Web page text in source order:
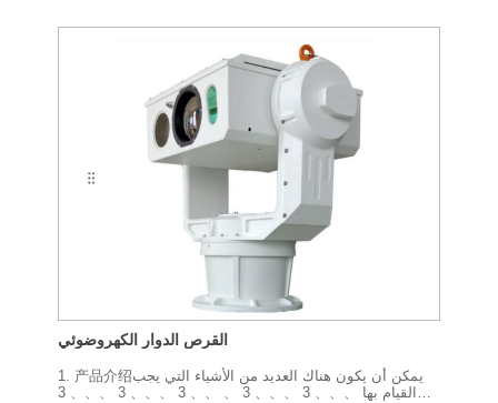
القرص الدوار الكهروضوئي
1. 产品介绍يمكن أن يكون هناك العديد من الأشياء التي يجب
القيام بها 、、、 3 、、、 3 、 、、 3 、、、 3 、、、 3